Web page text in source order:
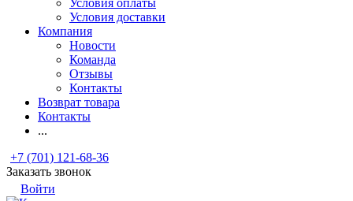
Условия оплаты
Условия доставки
Компания
Новости
Команда
Отзывы
Контакты
Возврат товара
Контакты
...
+7 (701) 121-68-36
Заказать звонок
Войти